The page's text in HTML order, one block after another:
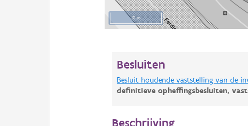
10 m
Besluiten
Besluit houdende vaststelling van de
definitieve opheffingsbesluiten,
Beschrijving